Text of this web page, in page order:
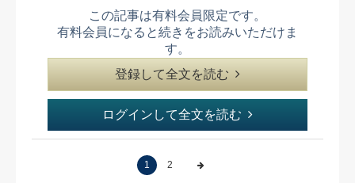
この記事は有料会員限定です。
有料会員になると続きをお読みいただけま
す。
登録して全文を読む
ログインして全文を読む
1 2